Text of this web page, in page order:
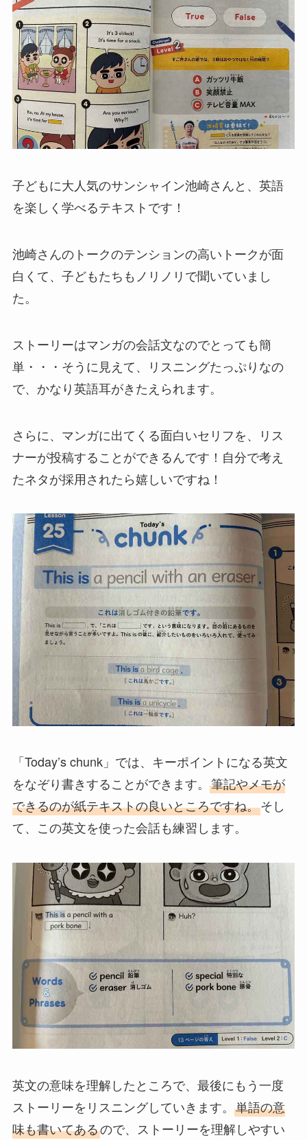
子どもに大人気のサンシャイン池崎さんと、英語
を楽しく学べるテキストです！
池崎さんのトークのテンションの高いトークが面
白くて、子どもたちもノリノリで聞いていまし
た。
ストーリーはマンガの会話文なのでとっても簡
単・・・そうに見えて、リスニングたっぷりなの
で、かなり英語耳がきたえられます。
さらに、マンガに出てくる面白いセリフを、リス
ナーが投稿することができるんです！自分で考え
たネタが採用されたら嬉しいですね！
「Today’s chunk」では、キーポイントになる英文
をなぞり書きすることができます。 筆記やメモが
できるのが紙テキストの良いところですね。そし
て、この英文を使った会話も練習します。
英文の意味を理解したところで、最後にもう一度
ストーリーをリスニングしていきます。 単語の意
味も書いてあるので、ストーリーを理解しやすい